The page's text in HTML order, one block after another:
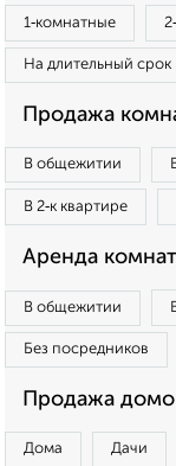
1‑комнатные
На длительный срок
Продажа
В общежитии
В 2‑к квартире
Аренда
В общежитии
Без посредников
Продажа
Дома Дачи